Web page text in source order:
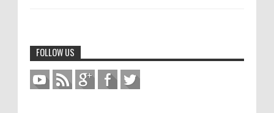
FOLLOW US